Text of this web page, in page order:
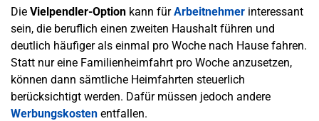
Die Vielpendler-Option kann fürArbeitnehmer interessant
sein, die beruflich einen zweiten Haushalt führen und
deutlich häufiger als einmal pro Woche nach Hause fahren.
Statt nur eine Familienheimfahrt pro Woche anzusetzen,
können dann sämtliche Heimfahrten steuerlich
berücksichtigt werden. Dafür müssen jedoch andere
Werbungskosten entfallen.